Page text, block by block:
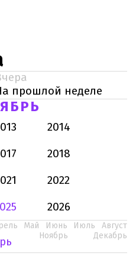
прошлой неделе
2014
2018
2022
2026
Май Июнь Июль Август
Ноябрь Декабрь